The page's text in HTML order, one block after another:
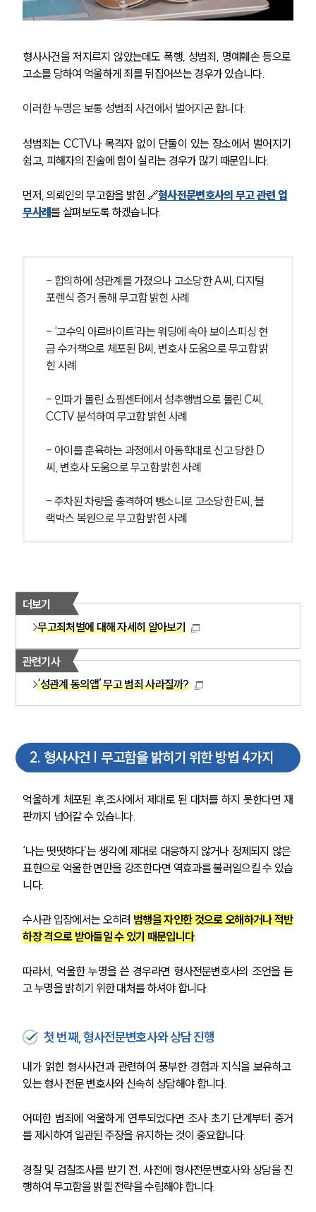
형사사건을 저지르지 않았는데도 폭행, 성범죄, 명예훼손 등으로
고소를 당하여 억울하게 죄를 뒤집어쓰는 경우가 있습니다.
이러한 누명은 보통 성범죄 사건에서 벌어지곤 합니다.
성범죄는 CCTV나 목격자 없이 단둘이 있는 장소에서 벌어지기
쉽고, 피해자의 진술에 힘이 실리는 경우가 많기 때문입니다.
먼저, 의뢰인의 무고함을 밝힌 🔗형사전문변호사의 무고 관련 업
무사례를 살펴보도록 하겠습니다.
- 합의하에 성관계를 가졌으나 고소당한 A씨, 디지털
포렌식 증거 통해 무고함 밝힌 사례
- ‘고수익 아르바이트’라는 워딩에 속아 보이스피싱 현
금 수거책으로 체포된 B씨, 변호사 도움으로 무고함 밝
힌 사례
- 인파가 몰린 쇼핑센터에서 성추행범으로 몰린 C씨,
CCTV 분석하여 무고함 밝힌 사례
- 아이를 훈육하는 과정에서 아동학대로 신고 당한 D
씨, 변호사 도움으로 무고함 밝힌 사례
- 주차된 차량을 충격하여 뺑소니로 고소당한 E씨, 블
랙박스 복원으로 무고함 밝힌 사례
더보기
무고죄처벌에 대해 자세히 알아보기
관련기사
‘성관계 동의앱’ 무고 범죄 사라질까?
2. 형사사건 | 무고함을 밝히기 위한 방법 4가지
억울하게 체포된 후,조사에서 제대로 된 대처를 하지 못한다면 재
판까지 넘어갈 수 있습니다.
‘나는 떳떳하다’는 생각에 제대로 대응하지 않거나 정제되지 않은
표현으로 억울한 면만을 강조한다면 역효과를 불러일으킬 수 있습
니다.
수사관 입장에서는 오히려 범행을 자인한 것으로 오해하거나 적반
하장 격으로 받아들일 수 있기 때문입니다.
따라서, 억울한 누명을 쓴 경우라면 형사전문변호사의 조언을 듣
고 누명을 밝히기 위한 대처를 하셔야 합니다.
첫 번째, 형사전문변호사와 상담 진행
내가 얽힌 형사사건과 관련하여 풍부한 경험과 지식을 보유하고
있는 형사 전문 변호사와 신속히 상담해야 합니다.
어떠한 범죄에 억울하게 연루되었다면 조사 초기 단계부터 증거
를 제시하여 일관된 주장을 유지하는 것이 중요합니다.
경찰 및 검찰조사를 받기 전, 사전에 형사전문변호사와 상담을 진
행하여 무고함을 밝힐 전략을 수립해야 합니다.